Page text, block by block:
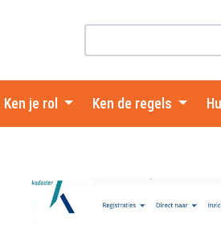
Ken je rol Ken de regels